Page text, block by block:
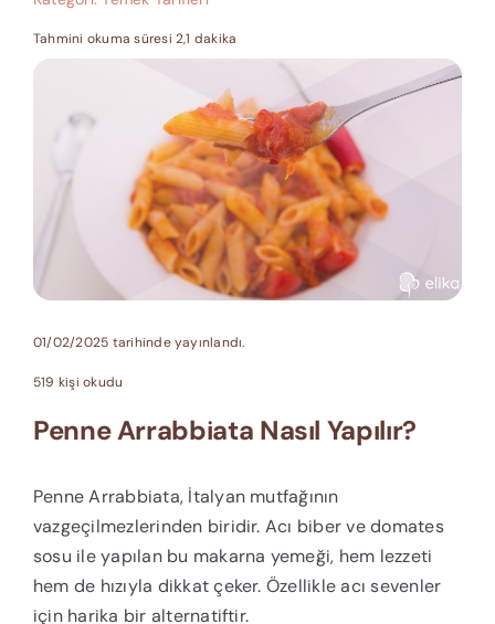
Tahmini okuma süresi 2,1 dakika
01/02/2025 tarihinde yayınlandı.
519 kişi okudu
Penne Arrabbiata Nasıl Yapılır?
Penne Arrabbiata, İtalyan mutfağının
vazgeçilmezlerinden biridir. Acı biber ve domates
sosu ile yapılan bu makarna yemeği, hem lezzeti
hem de hızıyla dikkat çeker. Özellikle acı sevenler
için harika bir alternatiftir.